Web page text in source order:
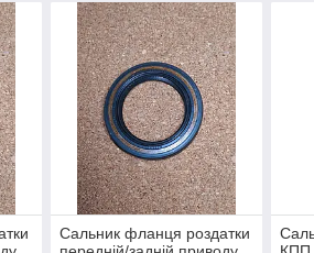
Сальник фланця роздатки